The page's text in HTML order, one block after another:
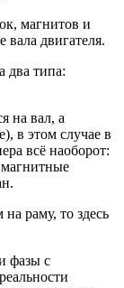
магнитов и
двигателя.
два типа:
на вал, а
в этом случае в
всё наоборот:
раму, то здесь
фазы с